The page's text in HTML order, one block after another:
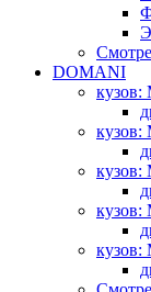
DOMANI
кузов:
кузов:
кузов:
кузов:
кузов: